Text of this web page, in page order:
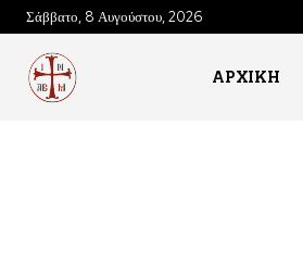
Σάββατο, 8 Αυγούστου, 2026
ΑΡΧΙΚΗ